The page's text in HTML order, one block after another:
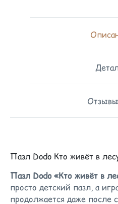
Пазл Dodo Кто живёт в
Пазл Dodo «Кто живёт в
просто детский пазл, а
продолжается даже после